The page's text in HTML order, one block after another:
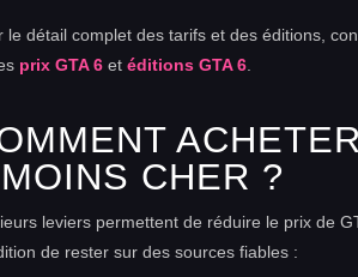
le détail complet des tarifs et des éditions,
prix GTA 6 etéditions GTA 6
CHER ?
leviers permettent de réduire le prix de
de rester sur des sources fiables :